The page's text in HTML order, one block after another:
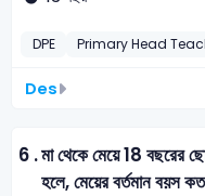
DPE Primary Head
Des
6 .মা থেকে মেয়ে 18 বছরের
হলে, মেয়ের বর্তমান বয়স